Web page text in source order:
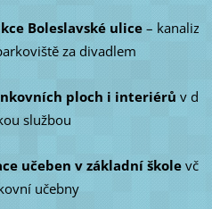
Boleslavské ulice–
za divadlem
ploch i interiérů v
službou
učeben v základní škole
učebny